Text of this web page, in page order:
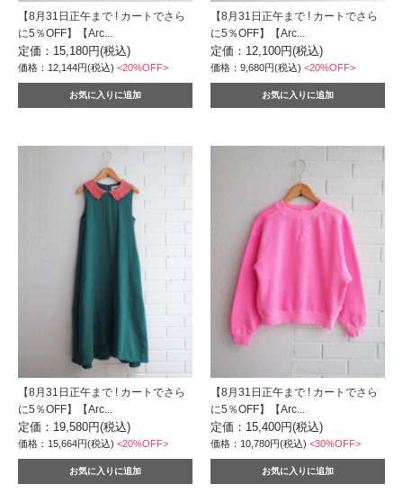
【8月31日正午まで ! カートでさら
に5％OFF】【Arc...
定価：15,180円(税込)
価格：12,144円(税込) <20%OFF>
【8月31日正午まで ! カートでさら
に5％OFF】【Arc...
定価：12,100円(税込)
価格：9,680円(税込)<20%OFF>
【8月31日正午まで ! カートでさら
に5％OFF】【Arc...
定価：19,580円(税込)
価格：15,664円(税込) <20%OFF>
【8月31日正午まで ! カートでさら
に5％OFF】【Arc...
定価：15,400円(税込)
価格：10,780円(税込)<30%OFF>